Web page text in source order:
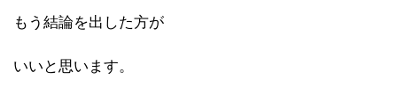
もう結論を出した方が
いいと思います。